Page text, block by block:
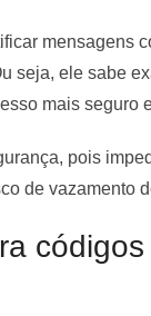
mensagens
seja, ele sabe
mais seguro
pois
de vazamento